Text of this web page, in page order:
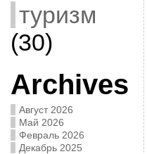
туризм
(30)
Archives
Август 2026
Май 2026
Февраль 2026
Декабрь 2025